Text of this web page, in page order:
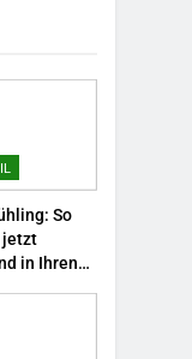
und
Mut zum
neuen
So
jetzt
in Ihren